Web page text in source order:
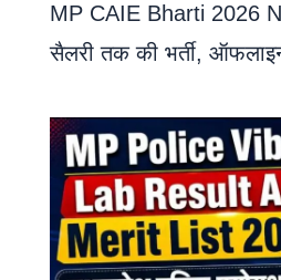
MP CAIE Bharti 2026
सैलरी तक की भर्ती,